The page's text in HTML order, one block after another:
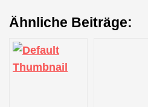
Ähnliche Beiträge: